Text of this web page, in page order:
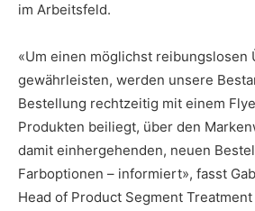
im Arbeitsfeld.
«Um einen möglichst reibungslosen
gewährleisten, werden unsere
Bestellung rechtzeitig mit einem
Produkten beiliegt, über den
damit einhergehenden, neuen
Farboptionen – informiert», fasst
Head of Product Segment